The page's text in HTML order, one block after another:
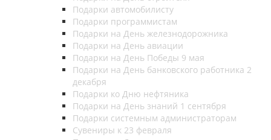
Подарки автомобилисту
Подарки программистам
Подарки на День железнодорожника
Подарки на День авиации
Подарки на День Победы 9 мая
Подарки на День банковского работника 2
декабря
Подарки ко Дню нефтяника
Подарки на День знаний 1 сентября
Подарки системным администраторам
Сувениры к 23 февраля